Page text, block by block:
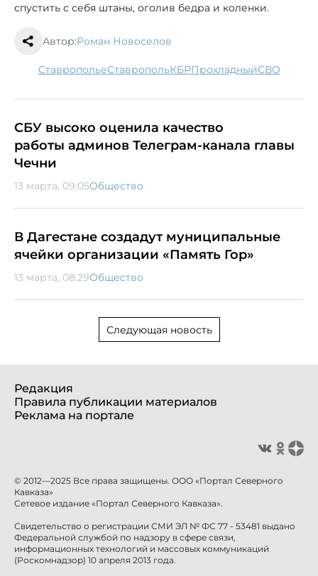
спустить с себя штаны, оголив бедра и коленки.
Автор:Роман Новоселов
Ставрополье Ставрополь КБР Прохладный СВО
СБУ высоко оценила качество
работы админов Телеграм-канала главы
Чечни
13 марта, 09:05Общество
В Дагестане создадут муниципальные
ячейки организации «Память Гор»
13 марта, 08:29Общество
Следующая новость
Редакция
Правила публикации материалов
Реклама на портале
© 2012—2025 Все права защищены. ООО «Портал Северного
Кавказа»
Сетевое издание «Портал Северного Кавказа».
Свидетельство о регистрации СМИ ЭЛ № ФС 77 - 53481 выдано
Федеральной службой по надзору в сфере связи,
информационных технологий и массовых коммуникаций
(Роскомнадзор) 10 апреля 2013 года.